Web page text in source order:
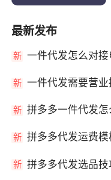
最新发布
新
新
新
新
新 拼多多代发选品